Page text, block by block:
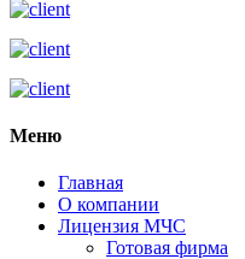
Меню
Главная
О компании
Лицензия МЧС
Готовая фирма